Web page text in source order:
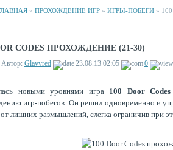
» ПРОХОЖДЕНИЕ ИГР » ИГРЫ-ПОБЕГИ »
CODES ПРОХОЖДЕНИЕ (21-30)
Автор: Glavvred 23.08.13 02:05 0
новыми уровнями игра 100 Door Codes
игр-побегов. Он решил одновременно и
от лишних размышлений, слегка ограничив при